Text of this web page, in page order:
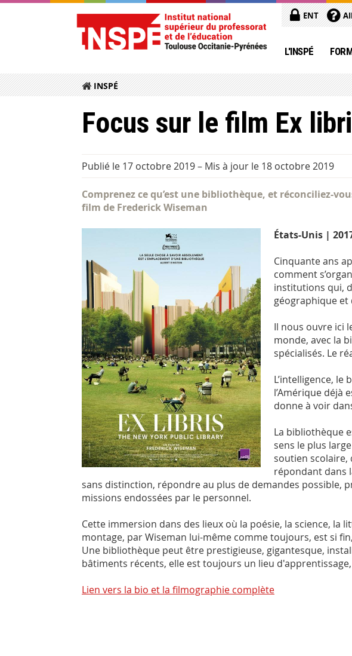
ENT
L'INSPÉ
INSPÉ
Focus sur le film Ex
Publié le 17 octobre 2019– Mis à jour le 18 octobre 2019
Comprenez ce qu’est une bibliothèque, et réconciliez-
film de Frederick Wiseman
États-Unis |
Cinquante ans
comment
institutions qui,
géographique
Il nous ouvre ici
monde, avec la
spécialisés. Le
L’intelligence, le
l’Amérique déjà
donne à voir
La bibliothèque
sens le plus
soutien scolaire,
répondant dans
sans distinction, répondre au plus de demandes possible,
missions endossées par le personnel.
Cette immersion dans des lieux où la poésie, la science, la
montage, par Wiseman lui-même comme toujours, est si
Une bibliothèque peut être prestigieuse, gigantesque,
bâtiments récents, elle est toujours un lieu
Lien vers la bio et la filmographie complète